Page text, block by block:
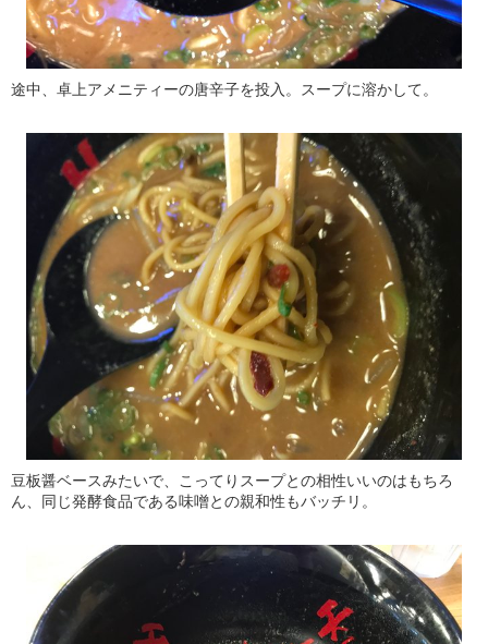
途中、卓上アメニティーの唐辛子を投入。スープに溶かして。
豆板醤ベースみたいで、こってりスープとの相性いいのはもちろ
ん、同じ発酵食品である味噌との親和性もバッチリ。